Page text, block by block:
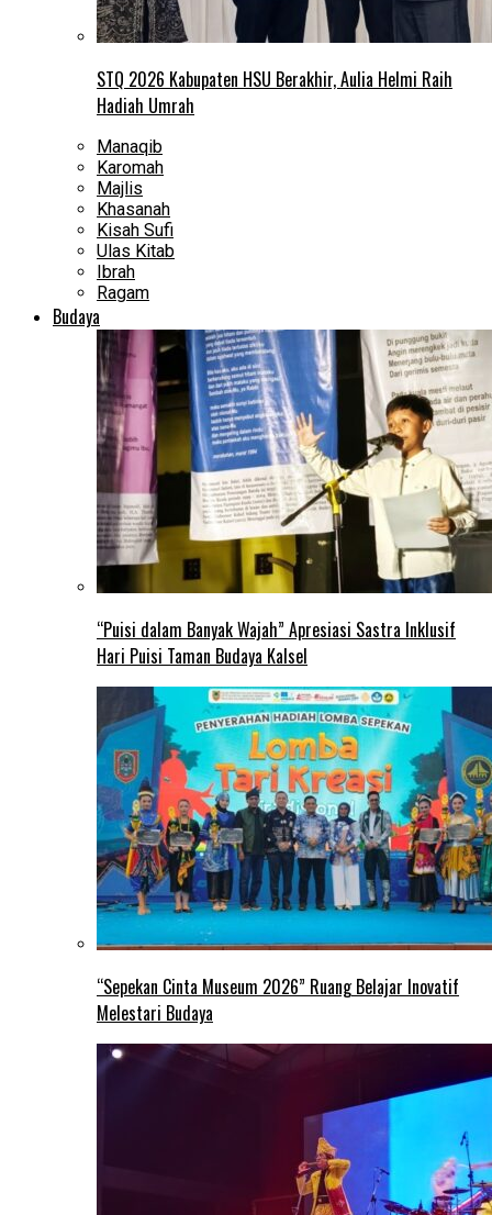
STQ 2026 Kabupaten HSU Berakhir, Aulia Helmi Raih
Hadiah Umrah
Manaqib
Karomah
Majlis
Khasanah
Kisah Sufi
Ulas Kitab
Ibrah
Ragam
Budaya
“Puisi dalam Banyak Wajah” Apresiasi Sastra Inklusif
Hari Puisi Taman Budaya Kalsel
“Sepekan Cinta Museum 2026” Ruang Belajar Inovatif
Melestari Budaya